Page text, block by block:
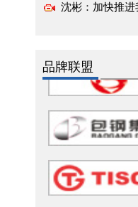
沈彬：加快推
品牌联盟